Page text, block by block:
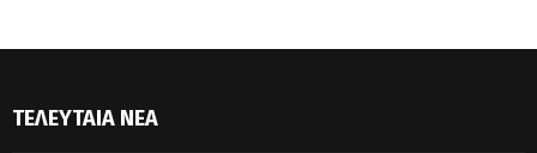
ΤΕΛΕΥΤΑΊΑ ΝΈΑ